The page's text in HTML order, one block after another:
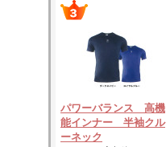
パワーバランス 高機
能インナー 半袖クル
ーネック